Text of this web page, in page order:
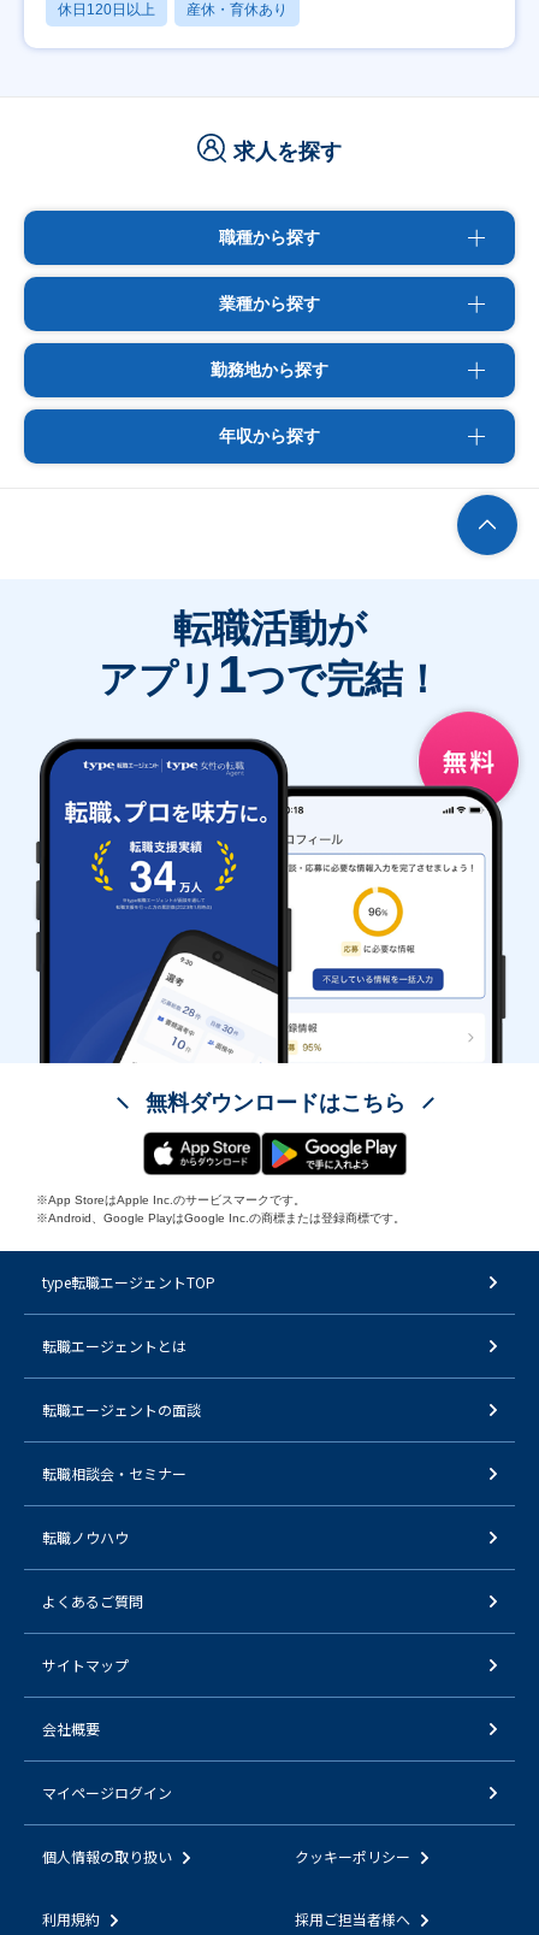
休日120日以上 産休・育休あり
求人を探す
職種から探す
業種から探す
勤務地から探す
年収から探す
転職活動が
アプリ 1つで完結！
無料ダウンロードはこちら
※App StoreはApple Inc.のサービスマークです。
※Android、Google PlayはGoogle Inc.の商標または登録商標です。
type転職エージェントTOP
転職エージェントとは
転職エージェントの面談
転職相談会・セミナー
転職ノウハウ
よくあるご質問
サイトマップ
会社概要
マイページログイン
個人情報の取り扱い クッキーポリシー
利用規約 採用ご担当者様へ